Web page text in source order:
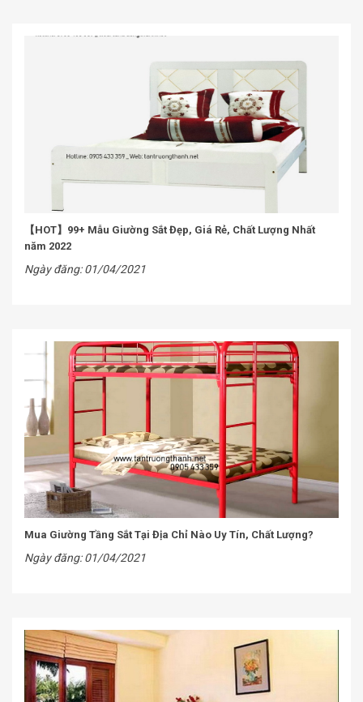
【HOT】99+ Mẫu Giường Sắt Đẹp, Giá Rẻ, Chất Lượng Nhất
năm 2022
Ngày đăng: 01/04/2021
Mua Giường Tầng Sắt Tại Địa Chỉ Nào Uy Tín, Chất Lượng?
Ngày đăng: 01/04/2021